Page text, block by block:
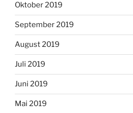
Oktober 2019
September 2019
August 2019
Juli 2019
Juni 2019
Mai 2019